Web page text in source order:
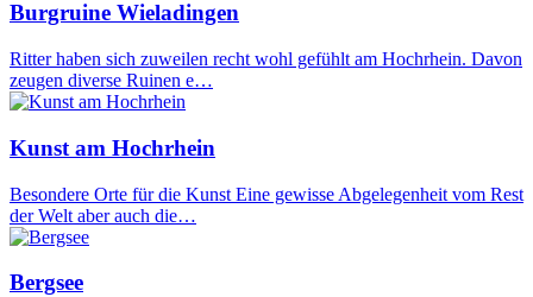
Burgruine Wieladingen
Ritter haben sich zuweilen recht wohl gefühlt am Hochrhein. Davon
zeugen diverse Ruinen e…
Kunst am Hochrhein
Besondere Orte für die Kunst Eine gewisse Abgelegenheit vom Rest
der Welt aber auch die…
Bergsee